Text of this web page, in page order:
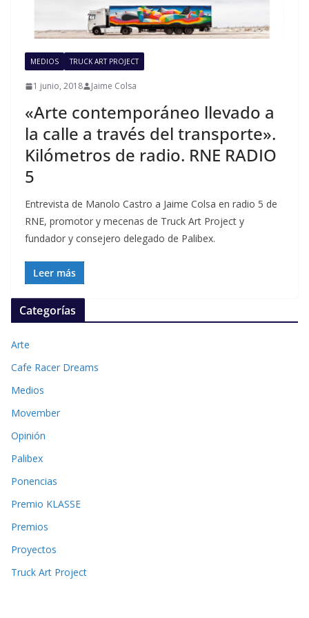
MEDIOS TRUCK ART PROJECT
1 junio, 2018 Jaime Colsa
«Arte contemporáneo llevado a
la calle a través del transporte».
Kilómetros de radio. RNE RADIO
5
Entrevista de Manolo Castro a Jaime Colsa en radio 5 de
RNE, promotor y mecenas de Truck Art Project y
fundador y consejero delegado de Palibex.
Leer más
Categorías
Arte
Cafe Racer Dreams
Medios
Movember
Opinión
Palibex
Ponencias
Premio KLASSE
Premios
Proyectos
Truck Art Project